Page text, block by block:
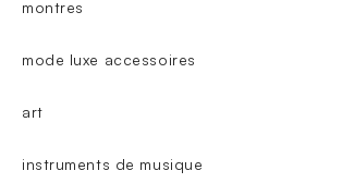
montres
mode luxe accessoires
art
instruments de musique